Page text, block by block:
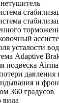
усталости
Adaptive
подвеска
и
360 градусов
вида